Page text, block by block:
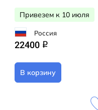
Привезем к 10 июля
Россия
22400 q
В корзину